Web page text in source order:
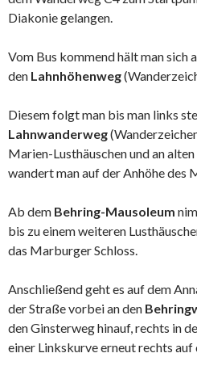
Diakonie gelangen.
Vom Bus kommend hält man sich
den Lahnhöhenweg
Diesem folgt man bis man links
Lahnwanderweg
Marien-Lusthäuschen und an
wandert man auf der Anhöhe des
Ab dem Behring-Mausoleum
bis zu einem weiteren
das Marburger Schloss.
Anschließend geht es auf dem
der Straße vorbei an den
den Ginsterweg hinauf, rechts in
einer Linkskurve erneut rechts